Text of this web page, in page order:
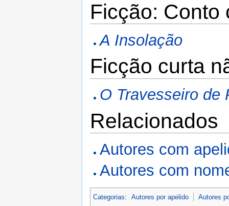
Ficção: Conto
A Insolação
Ficção curta
O Travesseiro de
Relacionados
Autores com
Autores com
Categorias: Autores por apelido Autores